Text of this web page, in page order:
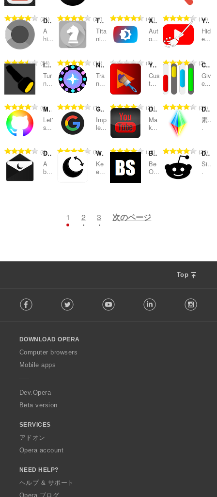
：
：
：
：
評
価
の
：
21
評
価
の
：
27
評
価
の
：
47
評
価
の
：
14
Dark Theme for Google™
A
hi...
評
価
の
：
54
Titanium Cheats chess
Tita
ni...
評
価
の
：
14
Auto Dark for YouTube™
Aut
o...
評
価
の
：
0
YouTube UI Cleaner
Hid
e...
評
価
の
：
3
In The Dark
Tur
n...
評
価
の
：
6
Neon Everywhere — Universal Dark Theme
Tra
n...
評
価
の
：
1
YouTube Customizer
Cus
t...
評
価
の
：
25
Custom Scrollbars
Giv
e...
評
価
の
：
39
Make GitHub Greater
Let'
s...
評
価
の
8
Google Search Dark Mode
Imp
le...
評
価
の
8
Dark Skin for Youtube™
Ma
k...
評
価
の
72
Desktop Lux: Effects
素..
.
評
価
の
28
Dark Mode for Outlook
A
b...
Website Theme Sync
Ke
e...
の
総
BeOn Black
Be
O...
の
総
Dark Theme for Reddit
Si..
.
1 2 3 次のページ
Top
o
w
O
p
a
Facebook Twitter Youtube LinkedIn
DOWNLOAD OPERA
Computer browsers
Mobile apps
Dev.Opera
Beta version
SERVICES
アドオン
Opera account
NEED HELP?
ヘルプ & サポート
Opera ブログ